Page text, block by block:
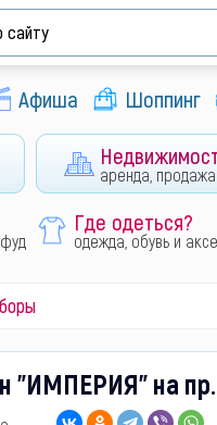
Афиша Шоппинг
аренда, продажа
Где одеться?
одежда, обувь и
"ИМПЕРИЯ" на